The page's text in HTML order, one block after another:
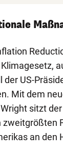
US-
Mit dem
sitzt der
zweitgrößten
an den